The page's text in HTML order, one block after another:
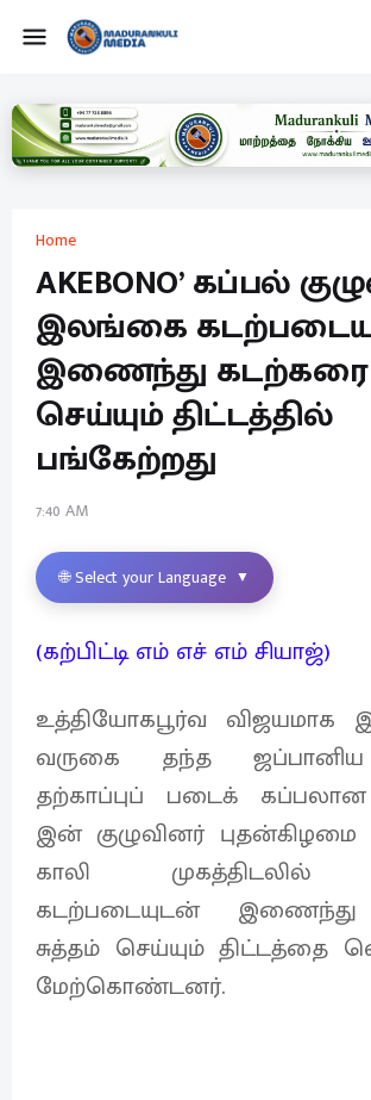
Home
AKEBONO’ கப்பல்
இலங்கை
இணைந்து கடற்கரை
செய்யும் திட்டத்தில்
பங்கேற்றது
7:40 AM
🌐 Select your Language ▼
(கற்பிட்டி எம் எச் எம் சியாஜ்)
உத்தியோகபூர்வ விஜயமாக
வருகை தந்த
தற்காப்புப் படைக் கப்பலான
இன் குழுவினர் புதன்கிழமை
காலி
கடற்படையுடன்
சுத்தம் செய்யும் திட்டத்தை
மேற்கொண்டனர்.